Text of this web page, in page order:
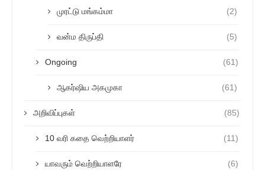
முரட்டு மங்கம்மா (2)
வன்ம திருப்தி (5)
Ongoing (61)
ஆகர்ஷிய அகமுகா (61)
அறிவிப்புகள் (85)
10 வரி கதை வெற்றியாளர் (11)
யாவரும் வெற்றியாளரே (6)